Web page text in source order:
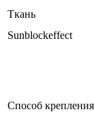
Ткань
Sunblockeffect
Способ крепления